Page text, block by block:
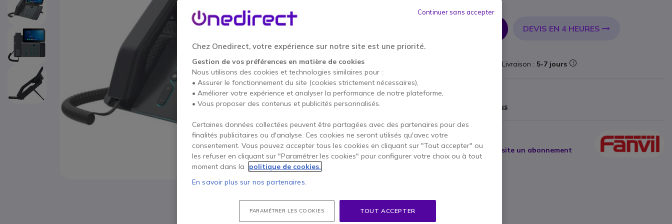
DEVIS EN 4 HEURES
Épuisé
100+ produits en stock plateforme
Livraison : 5-7 jours
1 an de garantieconstructeur
Payez en 4 sans frais (
Afficher plus
Points Forts
Non compatible avec une box internet, nécessite un abonnement
VoIP
Écran ajustable tactileLCD couleur
Appels vidéopossibles via la
Chez Onedirect, votre expérience sur notre site est une priorité.
Gestion de vos préférences en matière de cookies
Nous utilisons des cookies et technologies similaires pour :
• Assurer le fonctionnement du site (cookies strictement nécessaires),
• Améliorer votre expérience et analyser la performance de notre plateforme,
• Vous proposer des contenus et publicités personnalisés.
Certaines données collectées peuvent être partagées avec des partenaires pour des
finalités publicitaires ou d'analyse. Ces cookies ne seront utilisés qu'avec votre
consentement. Vous pouvez accepter tous les cookies en cliquant sur "Tout accepter" ou
les refuser en cliquant sur "Paramétrer les cookies" pour configurer votre choix ou à tout
moment dans la
politique de cookies.
En savoir plus sur nos partenaires.
PARAMÉTRER LES COOKIES TOUT ACCEPTER
Continuer sans accepter